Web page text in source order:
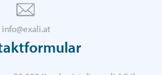
info@exali.at